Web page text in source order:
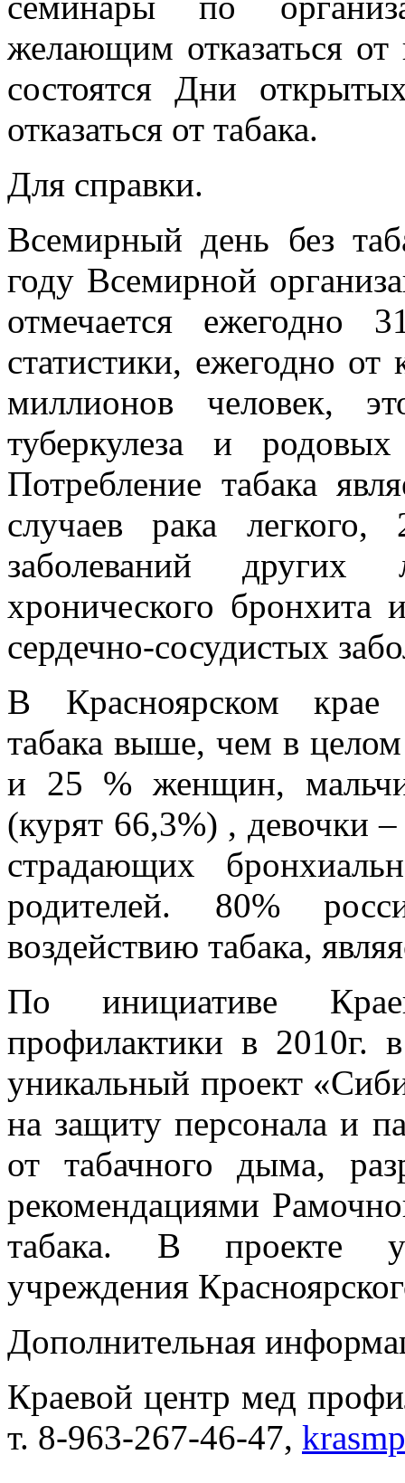
желающим отказаться от
состоятся Дни
отказаться от табака.
Для справки.
Всемирный день без
году Всемирной
отмечается ежегодно
статистики, ежегодно
миллионов человек,
туберкулеза и
Потребление табака
случаев рака легкого,
заболеваний других
хронического
сердечно-сосудистых
В Красноярском крае
табака выше, чем в
и 25 % женщин,
(курят 66,3%) , девочки
страдающих
родителей. 80%
воздействию табака,
По инициативе
профилактики в 2010г.
уникальный проект
на защиту персонала и
от табачного дыма,
рекомендациями
табака. В проекте
учреждения
Дополнительная
Краевой центр мед
т. 8-963-267-46-47,